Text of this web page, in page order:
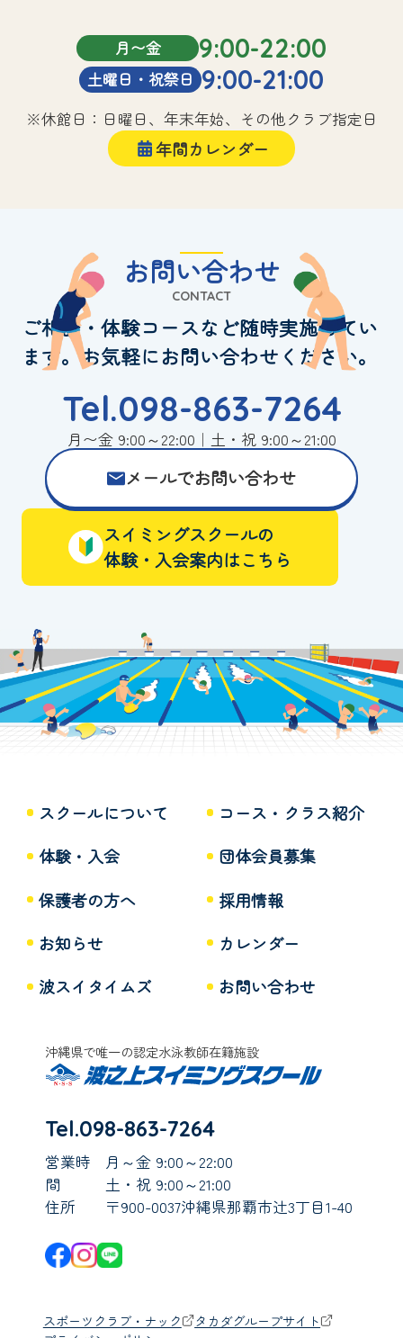
月〜金 9:00-22:00
土曜日・祝祭日 9:00-21:00
※休館日：日曜日、年末年始、その他クラブ指定日
年間カレンダー
お問い合わせ
CONTACT
ご相談・体験コースなど随時実施してい
ます。お気軽にお問い合わせください。
Tel.098-863-7264
月〜金 9:00～22:00｜土・祝 9:00～21:00
メールでお問い合わせ
スイミングスクールの
体験・入会案内はこちら
スクールについて
コース・クラス紹介
体験・入会
団体会員募集
保護者の方へ
採用情報
お知らせ
カレンダー
波スイタイムズ
お問い合わせ
沖縄県で唯一の認定水泳教師在籍施設
Tel.098-863-7264
営業時
間
月～金 9:00～22:00
土・祝 9:00～21:00
住所
〒900-0037沖縄県那覇市辻3丁目1-40
スポーツクラブ・ナック
タカダグループサイト